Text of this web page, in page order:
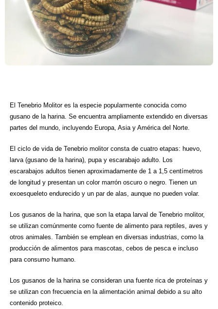
El Tenebrio Molitor es la especie popularmente conocida como
gusano de la harina. Se encuentra ampliamente extendido en diversas
partes del mundo, incluyendo Europa, Asia y América del Norte.
El ciclo de vida de Tenebrio molitor consta de cuatro etapas: huevo,
larva (gusano de la harina), pupa y escarabajo adulto. Los
escarabajos adultos tienen aproximadamente de 1 a 1,5 centímetros
de longitud y presentan un color marrón oscuro o negro. Tienen un
exoesqueleto endurecido y un par de alas, aunque no pueden volar.
Los gusanos de la harina, que son la etapa larval de Tenebrio molitor,
se utilizan comúnmente como fuente de alimento para reptiles, aves y
otros animales. También se emplean en diversas industrias, como la
producción de alimentos para mascotas, cebos de pesca e incluso
para consumo humano.
Los gusanos de la harina se consideran una fuente rica de proteínas y
se utilizan con frecuencia en la alimentación animal debido a su alto
contenido proteico.